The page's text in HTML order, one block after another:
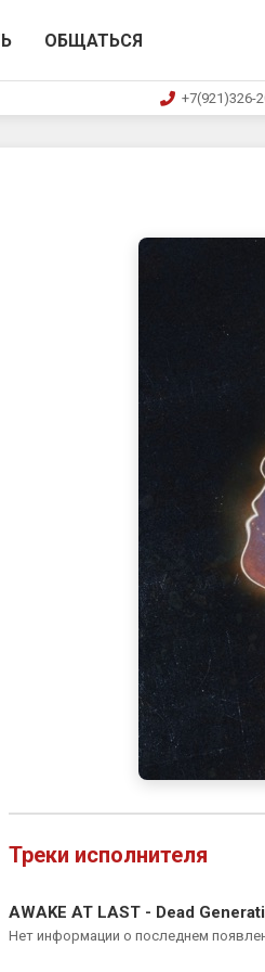
ОБЩАТЬСЯ
+7(921)326-
Треки исполнителя
AWAKE AT LAST - Dead
Нет информации о последнем